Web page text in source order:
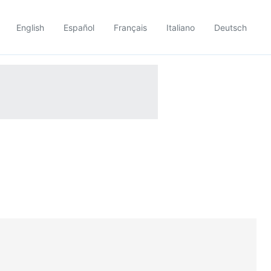
English Español Français Italiano Deutsch